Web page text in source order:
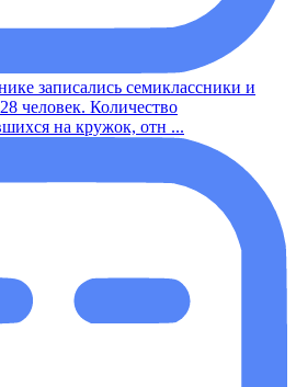
записались семиклассники и
человек. Количество
на кружок, отн ...